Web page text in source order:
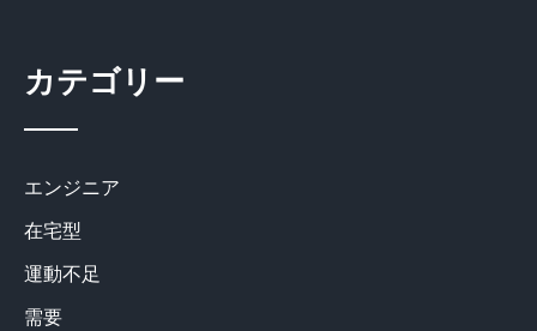
カテゴリー
エンジニア
在宅型
運動不足
需要